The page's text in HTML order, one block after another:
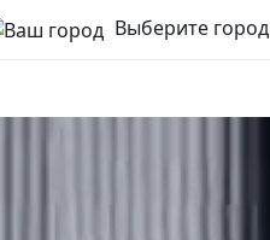
Выберите город